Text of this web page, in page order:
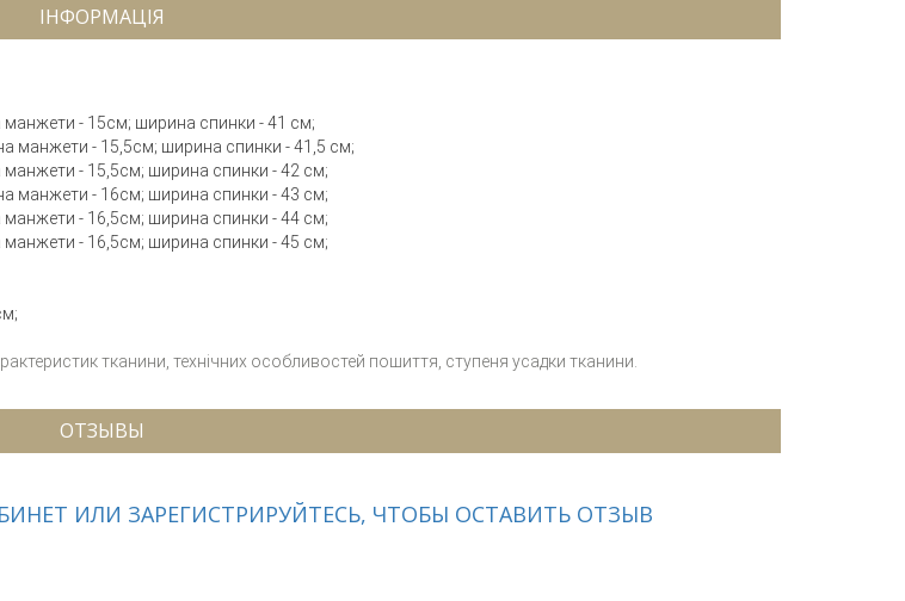
ІНФОРМАЦІЯ
- 15см; ширина спинки - 41 см;
манжети - 15,5см; ширина спинки - 41,5 см;
- 15,5см; ширина спинки - 42 см;
манжети - 16см; ширина спинки - 43 см;
- 16,5см; ширина спинки - 44 см;
- 16,5см; ширина спинки - 45 см;
тканини, технічних особливостей пошиття, ступеня усадки тканини.
ОТЗЫВЫ
ИЛИ ЗАРЕГИСТРИРУЙТЕСЬ, ЧТОБЫ ОСТАВИТЬ ОТЗЫВ